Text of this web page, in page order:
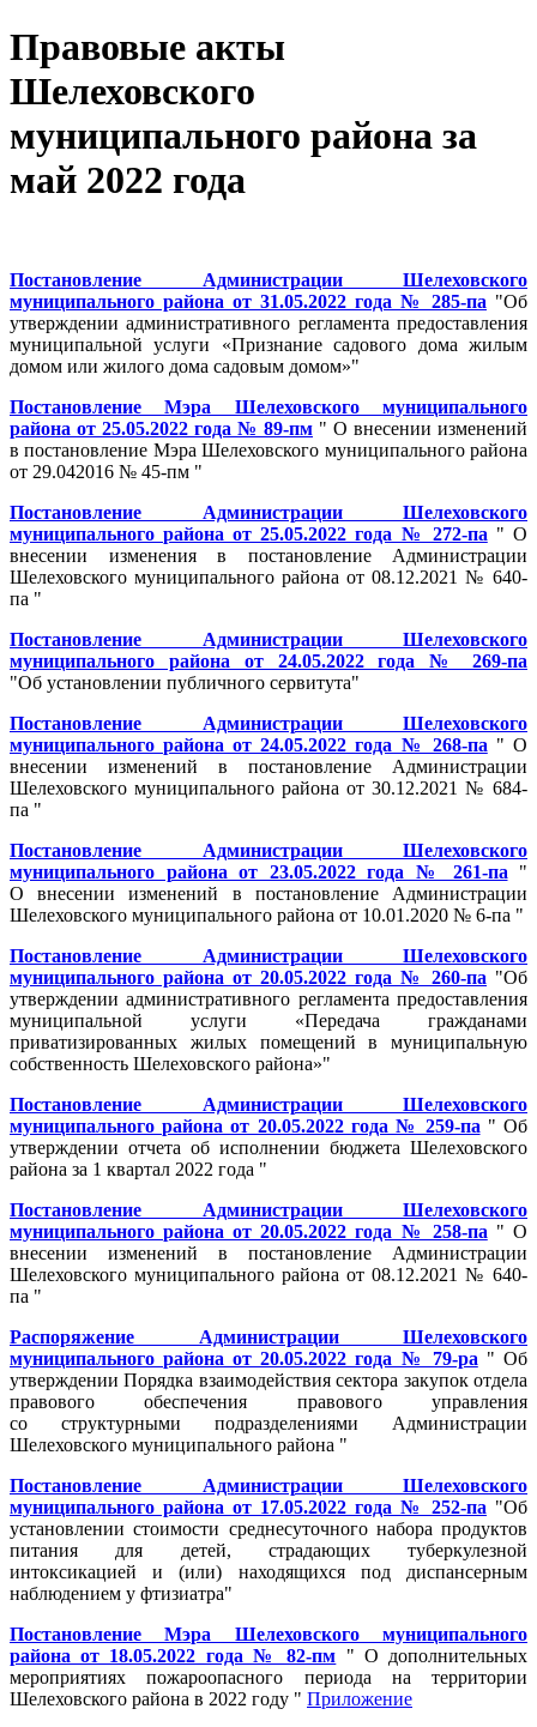
Правовые акты
Шелеховского
муниципального района за
май 2022 года
Постановление Администрации Шелеховского
муниципального района от 31.05.2022 года № 285-па "Об
утверждении административного регламента предоставления
муниципальной услуги «Признание садового дома жилым
домом или жилого дома садовым домом»"
Постановление Мэра Шелеховского муниципального
района от 25.05.2022 года № 89-пм " О внесении изменений
в постановление Мэра Шелеховского муниципального района
от 29.042016 № 45-пм "
Постановление Администрации Шелеховского
муниципального района от 25.05.2022 года № 272-па " О
внесении изменения в постановление Администрации
Шелеховского муниципального района от 08.12.2021 № 640-
па "
Постановление Администрации Шелеховского
муниципального района от 24.05.2022 года № 269-па
"Об установлении публичного сервитута"
Постановление Администрации Шелеховского
муниципального района от 24.05.2022 года № 268-па " О
внесении изменений в постановление Администрации
Шелеховского муниципального района от 30.12.2021 № 684-
па "
Постановление Администрации Шелеховского
муниципального района от 23.05.2022 года № 261-па "
О внесении изменений в постановление Администрации
Шелеховского муниципального района от 10.01.2020 № 6-па "
Постановление Администрации Шелеховского
муниципального района от 20.05.2022 года № 260-па "Об
утверждении административного регламента предоставления
муниципальной услуги «Передача гражданами
приватизированных жилых помещений в муниципальную
собственность Шелеховского района»"
Постановление Администрации Шелеховского
муниципального района от 20.05.2022 года № 259-па " Об
утверждении отчета об исполнении бюджета Шелеховского
района за 1 квартал 2022 года "
Постановление Администрации Шелеховского
муниципального района от 20.05.2022 года № 258-па " О
внесении изменений в постановление Администрации
Шелеховского муниципального района от 08.12.2021 № 640-
па "
Распоряжение Администрации Шелеховского
муниципального района от 20.05.2022 года № 79-ра " Об
утверждении Порядка взаимодействия сектора закупок отдела
правового обеспечения правового управления
со структурными подразделениями Администрации
Шелеховского муниципального района "
Постановление Администрации Шелеховского
муниципального района от 17.05.2022 года № 252-па "Об
установлении стоимости среднесуточного набора продуктов
питания для детей, страдающих туберкулезной
интоксикацией и (или) находящихся под диспансерным
наблюдением у фтизиатра"
Постановление Мэра Шелеховского муниципального
района от 18.05.2022 года № 82-пм " О дополнительных
мероприятиях пожароопасного периода на территории
Шелеховского района в 2022 году " Приложение